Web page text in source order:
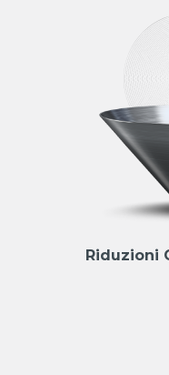
Riduzioni